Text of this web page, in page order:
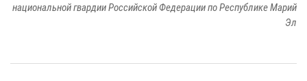
национальной гвардии Российской Федерации по Республике Марий
Эл